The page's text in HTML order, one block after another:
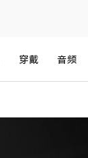
穿戴 音频